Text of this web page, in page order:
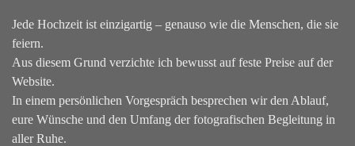
Jede Hochzeit ist einzigartig – genauso wie die Menschen, die sie
feiern.
Aus diesem Grund verzichte ich bewusst auf feste Preise auf der
Website.
In einem persönlichen Vorgespräch besprechen wir den Ablauf,
eure Wünsche und den Umfang der fotografischen Begleitung in
aller Ruhe.